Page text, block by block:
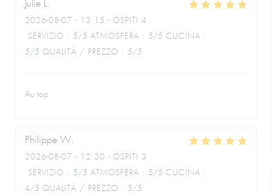
Julie L
2026-08-07 - 13:15 - OSPITI 4
SERVIZIO : 5/5 ATMOSFERA : 5/5 CUCINA :
5/5 QUALITÀ / PREZZO : 5/5
Au top
Philippe W
2026-08-07 - 12:30 - OSPITI 3
SERVIZIO : 5/5 ATMOSFERA : 5/5 CUCINA :
4/5 QUALITÀ / PREZZO : 5/5